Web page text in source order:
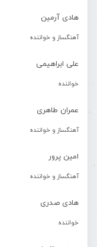
هادی آرمین
آهنگساز و خواننده
علی ابراهیمی
خواننده
عمران طاهری
آهنگساز و خواننده
امین پرور
آهنگساز و خواننده
هادی صدری
خواننده